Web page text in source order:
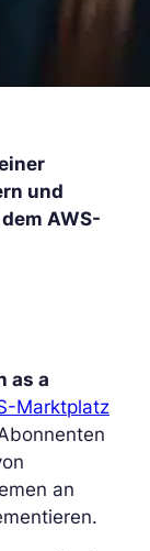
und
AWS-
as a
Marktplatz
an